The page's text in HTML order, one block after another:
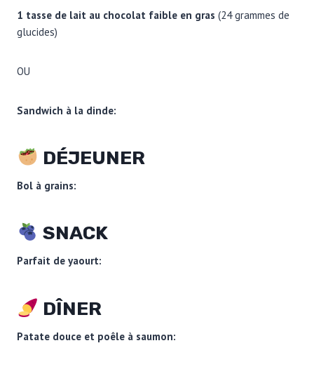
1 tasse de lait au chocolat faible en gras (24 grammes de
glucides)
OU
Sandwich à la dinde:
DÉJEUNER
Bol à grains:
SNACK
Parfait de yaourt:
DÎNER
Patate douce et poêle à saumon: